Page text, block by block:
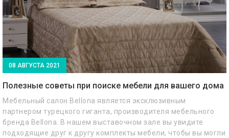
08 АВГУСТА 2021
Полезные советы при поиске мебели для вашего дома
Мебельный салон Bellona является эксклюзивным
партнером турецкого гиганта, производителя мебельного
бренда Bellona. В нашем выставочном зале вы увидите
подходящие друг к другу комплекты мебели, чтобы вы могли